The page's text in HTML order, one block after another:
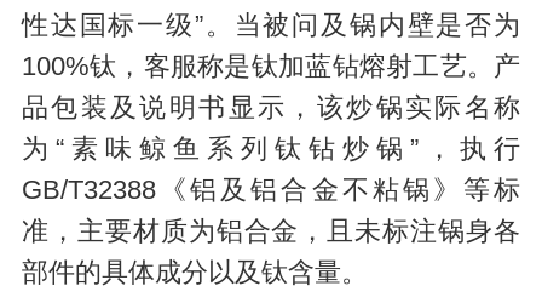
性达国标一级”。当被问及锅内壁是否为
100%钛，客服称是钛加蓝钻熔射工艺。产
品包装及说明书显示，该炒锅实际名称
为“素味鲸鱼系列钛钻炒锅”，执行
GB/T32388《铝及铝合金不粘锅》等标
准，主要材质为铝合金，且未标注锅身各
部件的具体成分以及钛含量。